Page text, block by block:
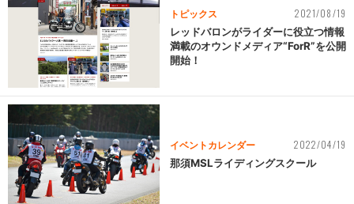
トピックス 2021/08/19
レッドバロンがライダーに役立つ情報
満載のオウンドメディア“ForR”を公開
開始！
イベントカレンダー 2022/04/19
那須MSLライディングスクール